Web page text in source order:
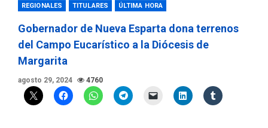
REGIONALES TITULARES ÚLTIMA HORA
Gobernador de Nueva Esparta dona terrenos
del Campo Eucarístico a la Diócesis de
Margarita
agosto 29, 2024 4760